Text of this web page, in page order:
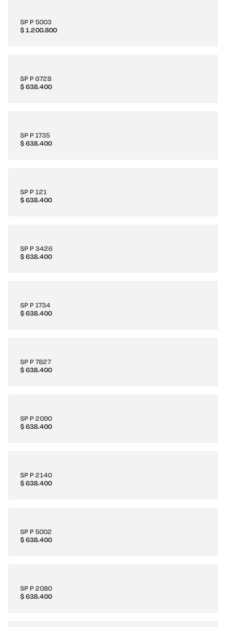
SP P 5003
$1.200.800
SP P 6728
$638.400
SP P 1735
$638.400
SP P 121
$638.400
SP P 3426
$638.400
SP P 1734
$638.400
SP P 7827
$638.400
SP P 2090
$638.400
SP P 2140
$638.400
SP P 5002
$638.400
SP P 2080
$638.400